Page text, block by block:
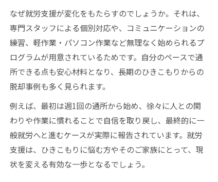
なぜ就労支援が変化をもたらすのでしょうか。それは、
専門スタッフによる個別対応や、コミュニケーションの
練習、軽作業・パソコン作業など無理なく始められるプ
ログラムが用意されているためです。自分のペースで通
所できる点も安心材料となり、長期のひきこもりからの
脱却事例も多く見られます。
例えば、最初は週1回の通所から始め、徐々に人との関
わりや作業に慣れることで自信を取り戻し、最終的に一
般就労へと進むケースが実際に報告されています。就労
支援は、ひきこもりに悩む方やそのご家族にとって、現
状を変える有効な一歩となるでしょう。